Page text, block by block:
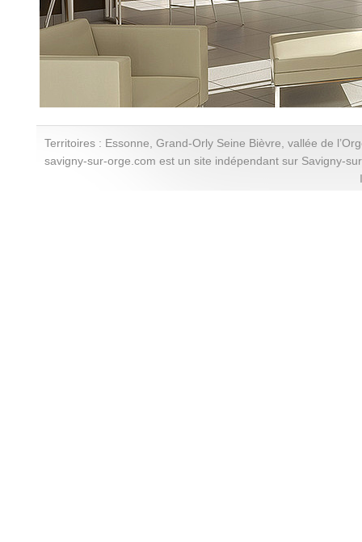
Territoires : Essonne, Grand-Orly Seine Bièvre, vallée de
savigny-sur-orge.com est un site indépendant sur Savigny-